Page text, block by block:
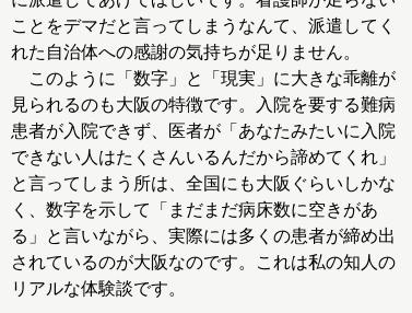
ことをデマだと言ってしまうなんて、派遣してく
れた自治体への感謝の気持ちが足りません。
このように「数字」と「現実」に大きな乖離が
見られるのも大阪の特徴です。入院を要する難病
患者が入院できず、医者が「あなたみたいに入院
できない人はたくさんいるんだから諦めてくれ」
と言ってしまう所は、全国にも大阪ぐらいしかな
く、数字を示して「まだまだ病床数に空きがあ
る」と言いながら、実際には多くの患者が締め出
されているのが大阪なのです。これは私の知人の
リアルな体験談です。